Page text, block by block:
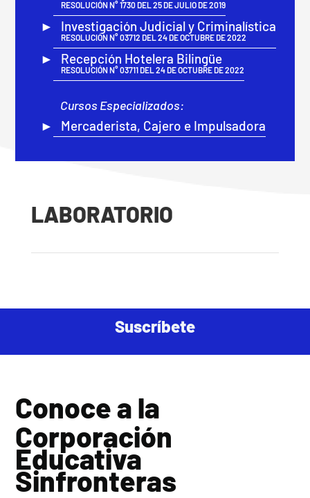
RESOLUCIÓN N° 1730 DEL 25 DE JULIO DE 2019
Investigación Judicial y Criminalística
RESOLUCIÓN N° 03712 DEL 24 DE OCTUBRE DE 2022
Recepción Hotelera Bilingüe
RESOLUCIÓN N° 03711 DEL 24 DE OCTUBRE DE 2022
Cursos Especializados:
Mercaderista, Cajero e Impulsadora
LABORATORIO
Suscríbete
Conoce a la
Corporación
Educativa
Sinfronteras